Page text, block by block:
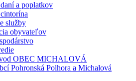
a poplatkov
služby
obyvateľov
OBEC MICHALOVÁ
Pohronská Polhora a Michalová